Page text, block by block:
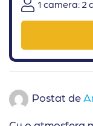
1 camera: 2
Postat de